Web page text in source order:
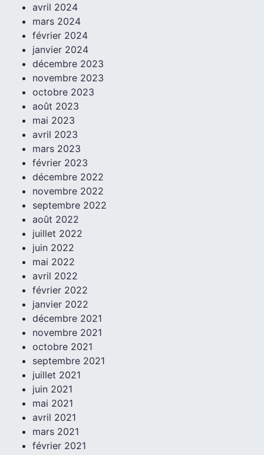
avril 2024
mars 2024
février 2024
janvier 2024
décembre 2023
novembre 2023
octobre 2023
août 2023
mai 2023
avril 2023
mars 2023
février 2023
décembre 2022
novembre 2022
septembre 2022
août 2022
juillet 2022
juin 2022
mai 2022
avril 2022
février 2022
janvier 2022
décembre 2021
novembre 2021
octobre 2021
septembre 2021
juillet 2021
juin 2021
mai 2021
avril 2021
mars 2021
février 2021